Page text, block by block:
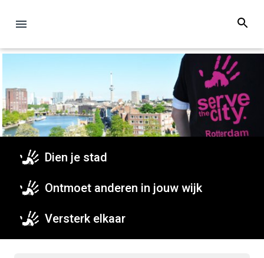
Dien je stad
Ontmoet anderen in jouw wijk
Versterk elkaar